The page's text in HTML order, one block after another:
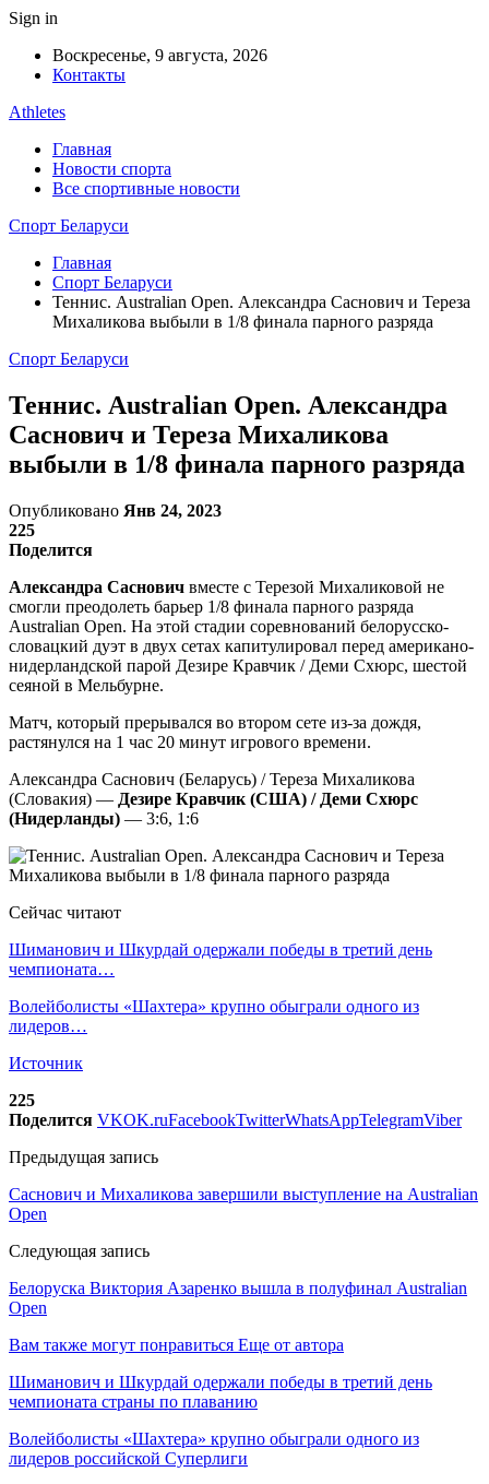
Sign in
Воскресенье, 9 августа, 2026
Контакты
Athletes
Главная
Новости спорта
Все спортивные новости
Спорт Беларуси
Главная
Спорт Беларуси
Теннис. Australian Open. Александра Саснович и Тереза
Михаликова выбыли в 1/8 финала парного разряда
Спорт Беларуси
Теннис. Australian Open. Александра
Саснович и Тереза Михаликова
выбыли в 1/8 финала парного разряда
Опубликовано Янв 24, 2023
225
Поделится
Александра Саснович вместе с Терезой Михаликовой не
смогли преодолеть барьер 1/8 финала парного разряда
Australian Open. На этой стадии соревнований белорусско-
словацкий дуэт в двух сетах капитулировал перед американо-
нидерландской парой Дезире Кравчик / Деми Схюрс, шестой
сеяной в Мельбурне.
Матч, который прерывался во втором сете из-за дождя,
растянулся на 1 час 20 минут игрового времени.
Александра Саснович (Беларусь) / Тереза Михаликова
(Словакия) — Дезире Кравчик (США) / Деми Схюрс
(Нидерланды) — 3:6, 1:6
Сейчас читают
Шиманович и Шкурдай одержали победы в третий день
чемпионата…
Волейболисты «Шахтера» крупно обыграли одного из
лидеров…
Источник
225
Поделится VKOK.ruFacebookTwitterWhatsAppTelegramViber
Предыдущая запись
Саснович и Михаликова завершили выступление на Australian
Open
Следующая запись
Белоруска Виктория Азаренко вышла в полуфинал Australian
Open
Вам также могут понравиться Еще от автора
Шиманович и Шкурдай одержали победы в третий день
чемпионата страны по плаванию
Волейболисты «Шахтера» крупно обыграли одного из
лидеров российской Суперлиги